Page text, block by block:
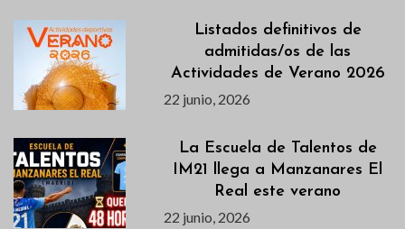
Listados definitivos de
admitidas/os de las
Actividades de Verano 2026
22 junio, 2026
La Escuela de Talentos de
IM21 llega a Manzanares El
Real este verano
22 junio, 2026